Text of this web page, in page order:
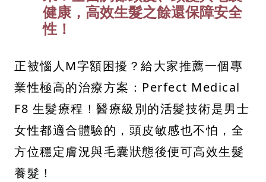
健康，高效生髮之餘還保障安全
性！
正被惱人M字額困擾？給大家推薦一個專
業性極高的治療方案：Perfect Medical
F8 生髮療程！醫療級別的活髮技術是男士
女性都適合體驗的，頭皮敏感也不怕，全
方位穩定膚況與毛囊狀態後便可高效生髮
養髮！